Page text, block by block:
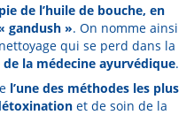
de l’huile de bouche, en
gandush ». On nomme ainsi
qui se perd dans la
la médecine ayurvédique.
l’une des méthodes les plus
et de soin de la